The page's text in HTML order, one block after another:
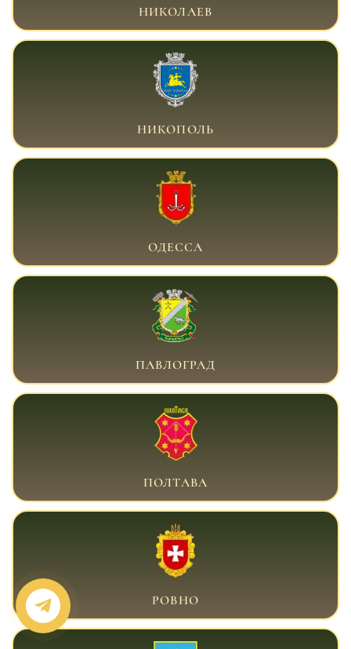
НИКОЛАЕВ
ВОЕННЫЙ АДВОКАТ НИКОПОЛЬ
НИКОПОЛЬ
ВОЕННЫЙ АДВОКАТ ОДЕССА
ОДЕССА
ВОЕННЫЙ АДВОКАТ ПАВЛОГРАД
ПАВЛОГРАД
ВОЕННЫЙ АДВОКАТ ПОЛТАВА
ПОЛТАВА
ВОЕННЫЙ АДВОКАТ РОВНО
РОВНО